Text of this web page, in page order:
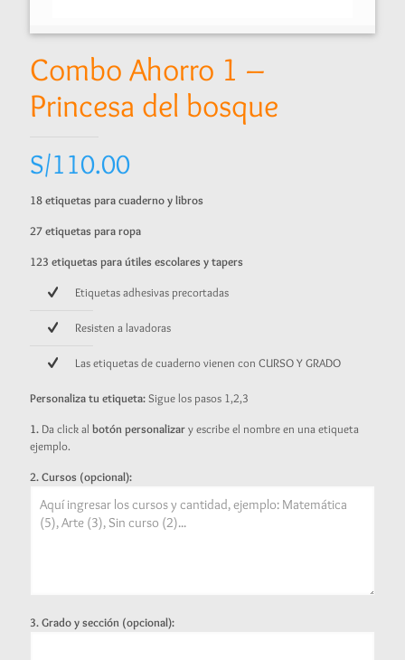
Combo Ahorro 1 –
Princesa del bosque
S/110.00
18 etiquetas para cuaderno y libros
27 etiquetas para ropa
123 etiquetas para útiles escolares y tapers
Etiquetas adhesivas precortadas
Resisten a lavadoras
Las etiquetas de cuaderno vienen con CURSO Y GRADO
Personaliza tu etiqueta:Sigue los pasos 1,2,3
1. Da click al botón personalizary escribe el nombre en una etiqueta
ejemplo.
2. Cursos (opcional):
3. Grado y sección (opcional):